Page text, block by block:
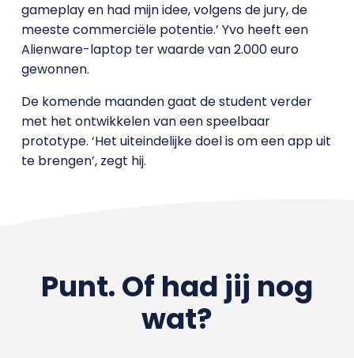
gameplay en had mijn idee, volgens de jury, de
meeste commerciële potentie.’ Yvo heeft een
Alienware-laptop ter waarde van 2.000 euro
gewonnen.
De komende maanden gaat de student verder
met het ontwikkelen van een speelbaar
prototype. ‘Het uiteindelijke doel is om een app uit
te brengen’, zegt hij.
Punt. Of had jij nog
wat?